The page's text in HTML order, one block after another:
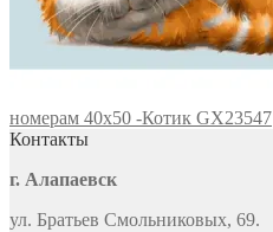
номерам 40х50 -Котик GX23547
Контакты
г. Алапаевск
ул. Братьев Смольниковых, 69.